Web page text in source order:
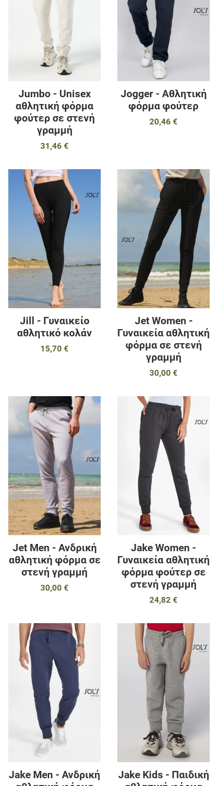
Jumbo - Unisex
αθλητική φόρμα
φούτερ σε στενή
γραμμή
31,46 €
Jogger - Αθλητική
φόρμα φούτερ
20,46 €
Προσθήκη στα αγαπημένα
Προσθήκη για σύγκριση
Γρήγορη ματιά
Jill - Γυναικείο
αθλητικό κολάν
15,70 €
Jet Women -
Γυναικεία αθλητική
φόρμα σε στενή
γραμμή
30,00 €
Προσθήκη στα αγαπημένα
Προσθήκη για σύγκριση
Γρήγορη ματιά
Jet Men - Ανδρική
αθλητική φόρμα σε
στενή γραμμή
30,00 €
Jake Women -
Γυναικεία αθλητική
φόρμα φούτερ σε
στενή γραμμή
24,82 €
Προσθήκη στα αγαπημένα
Προσθήκη για σύγκριση
Γρήγορη ματιά
Jake Men - Ανδρική
Jake Kids - Παιδική